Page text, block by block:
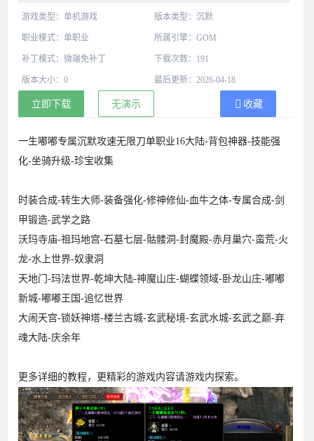
游戏类型：单机游戏 版本类型：沉默
职业模式：单职业 所属引擎：GOM
补丁模式：微端免补丁 下载次数：191
版本大小：0 最后更新：2026-04-18
立即下载 无演示 收藏
一生嘟嘟专属沉默攻速无限刀单职业16大陆-背包神器-技能强
化-坐骑升级-珍宝收集
时装合成-转生大师-装备强化-修神修仙-血牛之体-专属合成-剑
甲锻造-武学之路
沃玛寺庙-祖玛地宫-石墓七层-骷髅洞-封魔殿-赤月巢穴-蛮荒-火
龙-水上世界-奴隶洞
天地门-玛法世界-乾坤大陆-神魔山庄-蝴蝶领域-卧龙山庄-嘟嘟
新城-嘟嘟王国-追忆世界
大闹天宫-锁妖神塔-楼兰古城-玄武秘境-玄武水城-玄武之巅-弃
魂大陆-庆余年
更多详细的教程，更精彩的游戏内容请游戏内探索。